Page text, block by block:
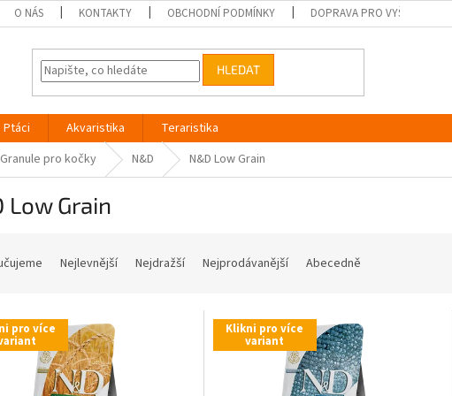
O NÁS KONTAKTY OBCHODNÍ PODMÍNKY DOPRAVA PRO VYŠKOV
HLEDAT
Ptáci Akvaristika
Teraristika
Granule pro kočky
N&D N&D Low Grain
Low Grain
Nejlevnější Nejdražší Nejprodávanější Abecedně
pro více Klikni pro více
variant